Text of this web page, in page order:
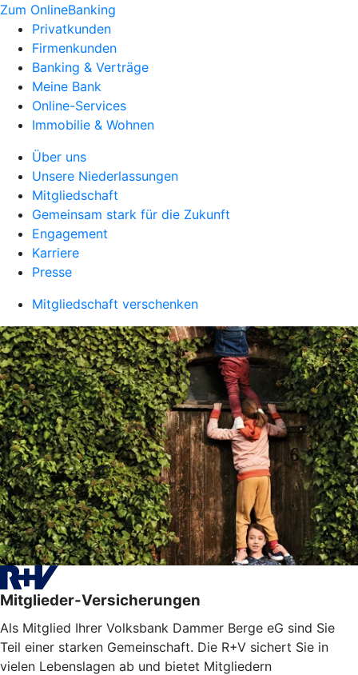
Zum OnlineBanking
Privatkunden
Firmenkunden
Banking & Verträge
Meine Bank
Online-Services
Immobilie & Wohnen
Über uns
Unsere Niederlassungen
Mitgliedschaft
Gemeinsam stark für die Zukunft
Engagement
Karriere
Presse
Mitgliedschaft verschenken
Mitglieder-Versicherungen
Als Mitglied Ihrer Volksbank Dammer Berge eG sind Sie
Teil einer starken Gemeinschaft. Die R+V sichert Sie in
vielen Lebenslagen ab und bietet Mitgliedern